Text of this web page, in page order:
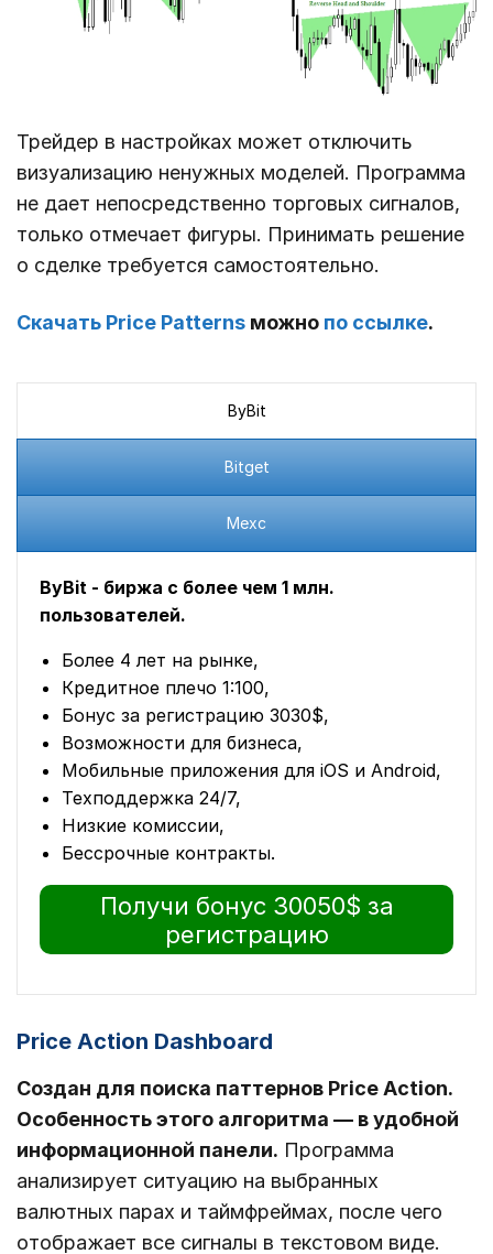
Трейдер в настройках может отключить
визуализацию ненужных моделей. Программа
не дает непосредственно торговых сигналов,
только отмечает фигуры. Принимать решение
о сделке требуется самостоятельно.
Скачать Price Patterns можно по ссылке.
ByBit
Bitget
Mexc
ByBit - биржа с более чем 1 млн.
пользователей.
Более 4 лет на рынке,
Кредитное плечо 1:100,
Бонус за регистрацию 3030$,
Возможности для бизнеса,
Мобильные приложения для iOS и Android,
Техподдержка 24/7,
Низкие комиссии,
Бессрочные контракты.
Получи бонус 30050$ за
регистрацию
Price Action Dashboard
Создан для поиска паттернов Price Action.
Особенность этого алгоритма ― в удобной
информационной панели. Программа
анализирует ситуацию на выбранных
валютных парах и таймфреймах, после чего
отображает все сигналы в текстовом виде.